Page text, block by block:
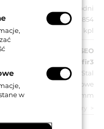
Do 8 tygodni
8020614253854
10 kpl
ISEO
Dinfir3
Stal
Matowe
2 mm
zobacz wszystkie parametry
w